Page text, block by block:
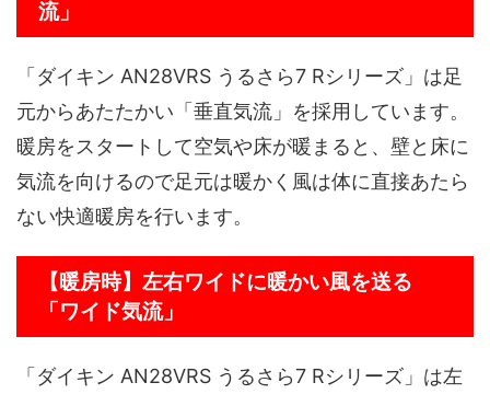
流」
「ダイキン AN28VRS うるさら7 Rシリーズ」は足
元からあたたかい「垂直気流」を採用しています。
暖房をスタートして空気や床が暖まると、壁と床に
気流を向けるので足元は暖かく風は体に直接あたら
ない快適暖房を行います。
【暖房時】左右ワイドに暖かい風を送る
「ワイド気流」
「ダイキン AN28VRS うるさら7 Rシリーズ」は左